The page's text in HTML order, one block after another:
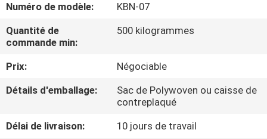
VISITE
D'USINE
CONTRÔLE
DE
Numéro de modèle:
KBN-07
Quantité de
commande min:
500 kilogrammes
Prix:
Négociable
Détails d'emballage:
Sac de Polywoven ou caisse de
contreplaqué
Délai de livraison:
10 jours de travail